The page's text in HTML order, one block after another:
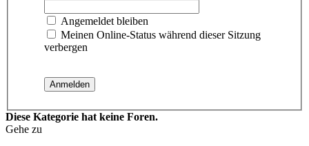
Angemeldet bleiben
Meinen Online-Status während dieser Sitzung
verbergen
Diese Kategorie hat keine Foren.
Gehe zu